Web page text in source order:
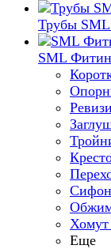
Трубы
SML
Сифон
Хомут
Еще